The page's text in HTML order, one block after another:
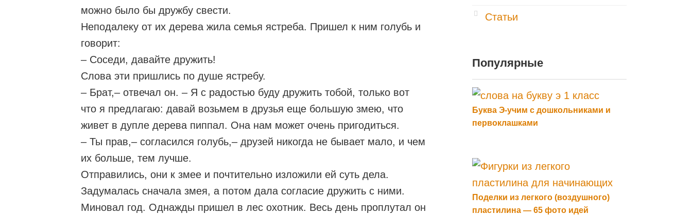
можно было бы дружбу свести.
Неподалеку от их дерева жила семья ястреба. Пришел к ним голубь и
говорит:
– Соседи, давайте дружить!
Слова эти пришлись по душе ястребу.
– Брат,– отвечал он. – Я с радостью буду дружить тобой, только вот
что я предлагаю: давай возьмем в друзья еще большую змею, что
живет в дупле дерева пиппал. Она нам может очень пригодиться.
– Ты прав,– согласился голубь,– друзей никогда не бывает мало, и чем
их больше, тем лучше.
Отправились, они к змее и почтительно изложили ей суть дела.
Задумалась сначала змея, а потом дала согласие дружить с ними.
Миновал год. Однажды пришел в лес охотник. Весь день проплутал он
Статьи
Популярные
Буква Э-учим с дошкольниками и
первоклашками
Поделки из легкого (воздушного)
пластилина — 65 фото идей